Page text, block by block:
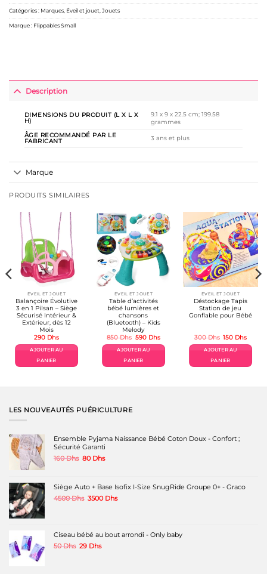
Catégories : Marques, Éveil et jouet,Jouets
Marque : Flippables Small
Description
DIMENSIONS DU PRODUIT (L X L X
H)
‎9.1 x 9 x 22.5 cm; 199.58
grammes
ÂGE RECOMMANDÉ PAR LE
FABRICANT ‎3 ans et plus
Marque
PRODUITS SIMILAIRES
ÉVEIL ET JOUET
Balançoire Évolutive
3 en 1 Pilsan – Siège
Sécurisé Intérieur &
Extérieur, dès 12
Mois
290 Dhs
AJOUTER AU
PANIER
ÉVEIL ET JOUET
Table d’activités
bébé lumières et
chansons
(Bluetooth) – Kids
Melody
850Dhs Le
initial
était :
850 Dhs.
590 DhsLe
actuel
AJOUTER AU
PANIER
ÉVEIL ET JOUET
Déstockage Tapis
Station de jeu
Gonflable pour Bébé
300Dhs Le
initial
était :
300 Dhs.
150 DhsLe
actuel
AJOUTER AU
PANIER
LES NOUVEAUTÉS PUÉRICULTURE
Ensemble Pyjama Naissance Bébé Coton Doux - Confort ;
Sécurité Garanti
160Dhs Le
160 Dhs.
80 DhsLe
80 Dhs.
Siège Auto + Base Isofix I-Size SnugRide Groupe 0+ - Graco
4500Dhs Le
4500 Dhs.
3500 DhsLe
3500 Dhs.
Ciseau bébé au bout arrondi - Only baby
50Dhs Le
29 DhsLe